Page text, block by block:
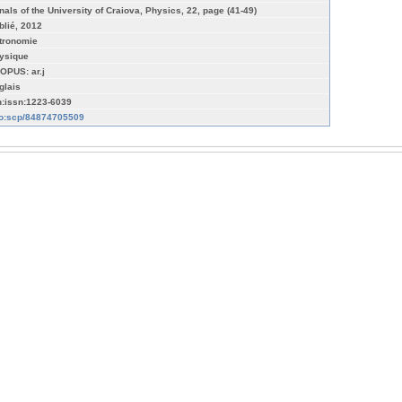
of the University of Craiova, Physics, 22, page (41-49)
2012
ar.j
6039
84874705509